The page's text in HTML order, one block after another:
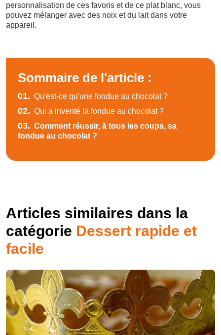
personnalisation de ces favoris et de ce plat blanc, vous
pouvez mélanger avec des noix et du lait dans votre
appareil.
Sommaire de l'article :
01. Qu'est-ce qu'une fondue au chocolat ?
02. Qui a inventé la fondue au chocolat ?
03. Comment réussir, à tous les coups, sa
fondue au chocolat ?
Articles similaires dans la
catégorie Dessert rapide et
facile